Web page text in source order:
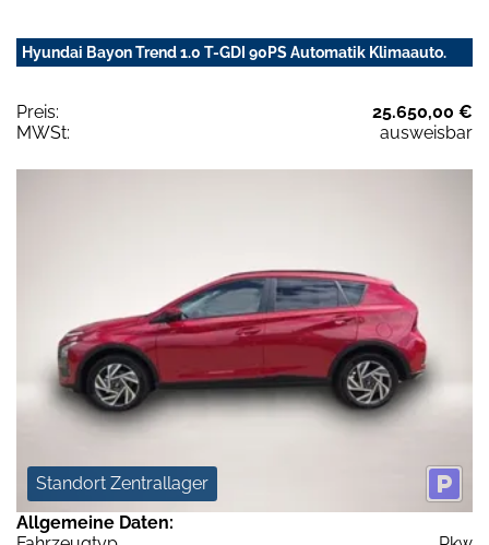
Hyundai Bayon Trend 1.0 T-GDI 90PS Automatik Klimaauto.
Preis:
25.650,00 €
MWSt:
ausweisbar
Standort Zentrallager
Allgemeine Daten: